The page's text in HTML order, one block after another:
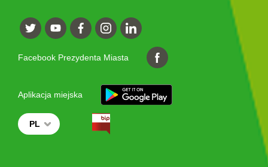
Facebook Prezydenta Miasta
Aplikacja miejska
PL